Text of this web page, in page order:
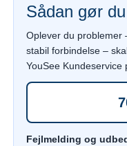
Sådan gør du
Oplever du problemer
stabil forbindelse –
YouSee Kundeservice
Fejlmelding og